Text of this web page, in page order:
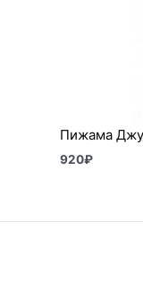
Пижама
920₽